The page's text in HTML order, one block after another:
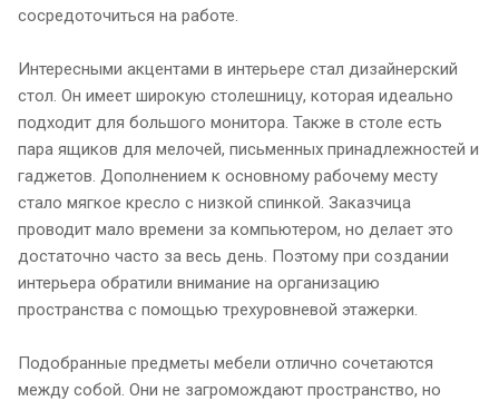
сосредоточиться на работе.
Интересными акцентами в интерьере стал дизайнерский
стол. Он имеет широкую столешницу, которая идеально
подходит для большого монитора. Также в столе есть
пара ящиков для мелочей, письменных принадлежностей и
гаджетов. Дополнением к основному рабочему месту
стало мягкое кресло с низкой спинкой. Заказчица
проводит мало времени за компьютером, но делает это
достаточно часто за весь день. Поэтому при создании
интерьера обратили внимание на организацию
пространства с помощью трехуровневой этажерки.
Подобранные предметы мебели отлично сочетаются
между собой. Они не загромождают пространство, но